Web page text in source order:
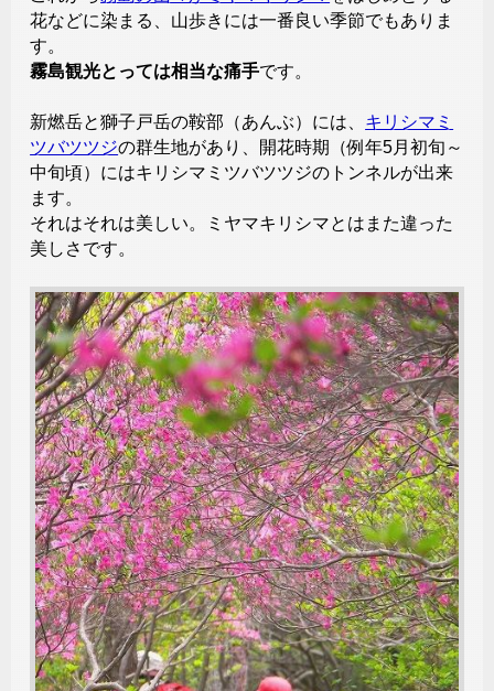
花などに染まる、山歩きには一番良い季節でもありま
す。
霧島観光とっては相当な痛手です。
新燃岳と獅子戸岳の鞍部（あんぶ）には、 キリシマミ
ツバツツジの群生地があり、開花時期（例年5月初旬～
中旬頃）にはキリシマミツバツツジのトンネルが出来
ます。
それはそれは美しい。ミヤマキリシマとはまた違った
美しさです。